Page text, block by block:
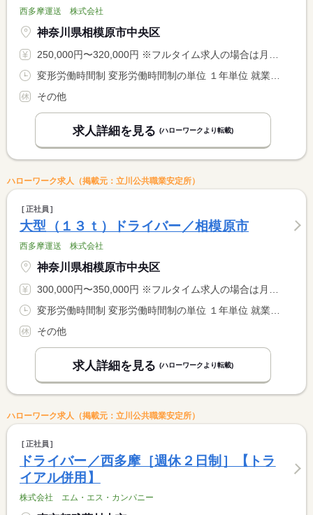
西多摩運送 株式会社
神奈川県相模原市中央区
250,000円〜320,000円 ※フルタイム求人の場合は月額（換算額）、パート求人の場合は時間額を表示しています。
変形労働時間制 変形労働時間制の単位 １年単位 就業時間１ 9時00分〜18時00分 就業時間に関する特記事項 取引先の納品等により時間が変更される場合があります。
その他
求人詳細を見る (ハローワークより転載)
ハローワーク求人（掲載元：立川公共職業安定所）
正社員
大型（１３ｔ）ドライバー／相模原市
西多摩運送 株式会社
神奈川県相模原市中央区
300,000円〜350,000円 ※フルタイム求人の場合は月額（換算額）、パート求人の場合は時間額を表示しています。
変形労働時間制 変形労働時間制の単位 １年単位 就業時間１ 9時00分〜18時00分 就業時間に関する特記事項 取引先の納品等により時間が変更される場合があります。
その他
求人詳細を見る (ハローワークより転載)
ハローワーク求人（掲載元：立川公共職業安定所）
正社員
ドライバー／西多摩［週休２日制］【トラ
イアル併用】
株式会社 エム・エス・カンパニー